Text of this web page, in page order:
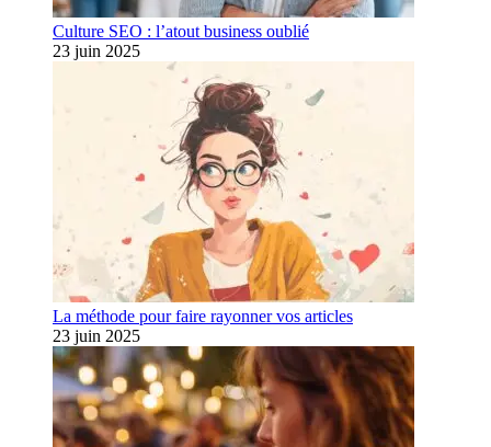
Culture SEO : l’atout business oublié
23 juin 2025
La méthode pour faire rayonner vos articles
23 juin 2025